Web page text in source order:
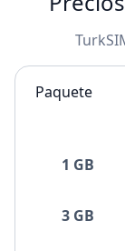
Paquete
1 GB
3 GB